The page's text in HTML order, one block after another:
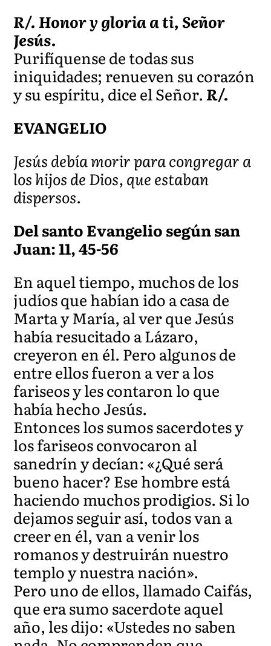
R/. Honor y gloria a ti, Señor
Jesús.
Purifíquense de todas sus
iniquidades; renueven su corazón
y su espíritu, dice el Señor.R/.
EVANGELIO
Jesús debía morir para congregar a
los hijos de Dios, que estaban
dispersos.
Del santo Evangelio según san
Juan: 11, 45-56
En aquel tiempo, muchos de los
judíos que habían ido a casa de
Marta y María, al ver que Jesús
había resucitado a Lázaro,
creyeron en él. Pero algunos de
entre ellos fueron a ver a los
fariseos y les contaron lo que
había hecho Jesús.
Entonces los sumos sacerdotes y
los fariseos convocaron al
sanedrín y decían: «¿Qué será
bueno hacer? Ese hombre está
haciendo muchos prodigios. Si lo
dejamos seguir así, todos van a
creer en él, van a venir los
romanos y destruirán nuestro
templo y nuestra nación».
Pero uno de ellos, llamado Caifás,
que era sumo sacerdote aquel
año, les dijo: «Ustedes no saben